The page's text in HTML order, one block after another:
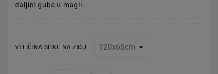
daljini gube u magli.
VELIČINA SLIKE NA ZIDU :